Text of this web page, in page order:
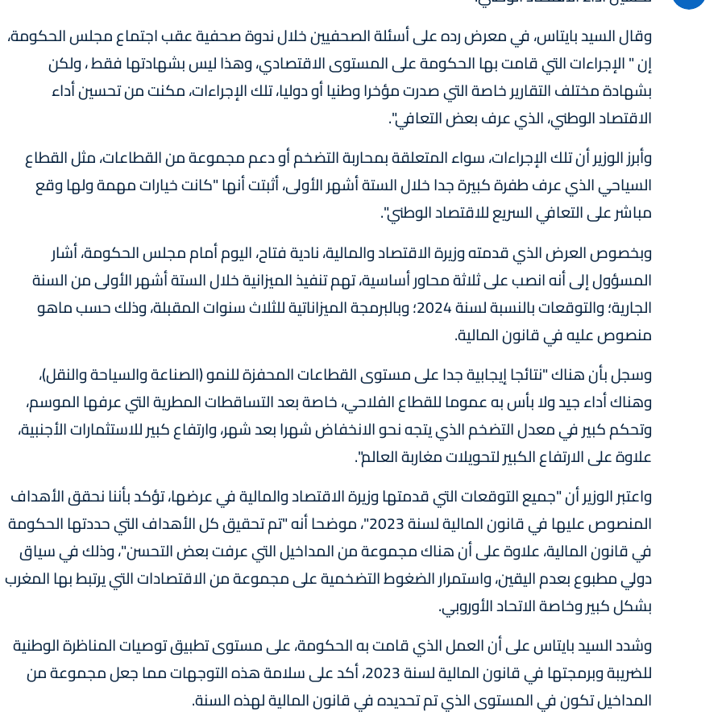
وقال السيد بايتاس، في معرض رده على أسئلة الصحفيين خلال ندوة صحفية عقب اجتماع مجلس الحكومة،
إن " الإجراءات التي قامت بها الحكومة على المستوى الاقتصادي، وهذا ليس بشهادتها فقط ، ولكن
بشهادة مختلف التقارير خاصة التي صدرت مؤخرا وطنيا أو دوليا، تلك الإجراءات، مكنت من تحسين أداء
الاقتصاد الوطني، الذي عرف بعض التعافي".
وأبرز الوزير أن تلك الإجراءات، سواء المتعلقة بمحاربة التضخم أو دعم مجموعة من القطاعات، مثل القطاع
السياحي الذي عرف طفرة كبيرة جدا خلال الستة أشهر الأولى، أثبتت أنها "كانت خيارات مهمة ولها وقع
مباشر على التعافي السريع للاقتصاد الوطني".
وبخصوص العرض الذي قدمته وزيرة الاقتصاد والمالية، نادية فتاح، اليوم أمام مجلس الحكومة، أشار
المسؤول إلى أنه انصب على ثلاثة محاور أساسية، تهم تنفيذ الميزانية خلال الستة أشهر الأولى من السنة
الجارية؛ والتوقعات بالنسبة لسنة 2024؛ وبالبرمجة الميزاناتية للثلاث سنوات المقبلة، وذلك حسب ماهو
منصوص عليه في قانون المالية.
وسجل بأن هناك "نتائجا إيجابية جدا على مستوى القطاعات المحفزة للنمو (الصناعة والسياحة والنقل)،
وهناك أداء جيد ولا بأس به عموما للقطاع الفلاحي، خاصة بعد التساقطات المطرية التي عرفها الموسم،
وتحكم كبير في معدل التضخم الذي يتجه نحو الانخفاض شهرا بعد شهر، وارتفاع كبير للاستثمارات الأجنبية،
علاوة على الارتفاع الكبير لتحويلات مغاربة العالم".
واعتبر الوزير أن "جميع التوقعات التي قدمتها وزيرة الاقتصاد والمالية في عرضها، تؤكد بأننا نحقق الأهداف
المنصوص عليها في قانون المالية لسنة 2023"، موضحا أنه "تم تحقيق كل الأهداف التي حددتها الحكومة
في قانون المالية، علاوة على أن هناك مجموعة من المداخيل التي عرفت بعض التحسن"، وذلك في سياق
دولي مطبوع بعدم اليقين، واستمرار الضغوط التضخمية على مجموعة من الاقتصادات التي يرتبط بها المغرب
بشكل كبير وخاصة الاتحاد الأوروبي.
وشدد السيد بايتاس على أن العمل الذي قامت به الحكومة، على مستوى تطبيق توصيات المناظرة الوطنية
للضريبة وبرمجتها في قانون المالية لسنة 2023، أكد على سلامة هذه التوجهات مما جعل مجموعة من
المداخيل تكون في المستوى الذي تم تحديده في قانون المالية لهذه السنة.